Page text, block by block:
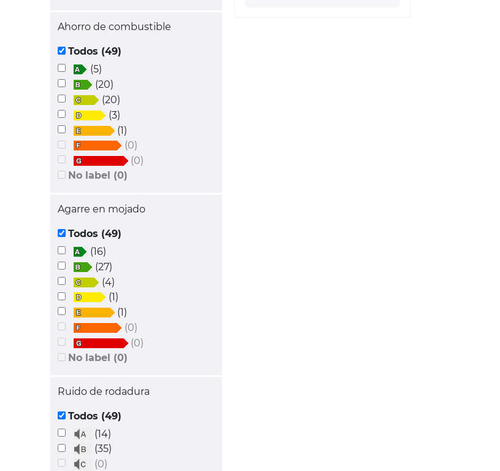
Ahorro de combustible
Todos (49)
(5)
(20)
(20)
(3)
(1)
(0)
(0)
No label (0)
Agarre en mojado
Todos (49)
(16)
(27)
(4)
(1)
(1)
(0)
(0)
No label (0)
Ruido de rodadura
Todos (49)
(14)
(35)
(0)